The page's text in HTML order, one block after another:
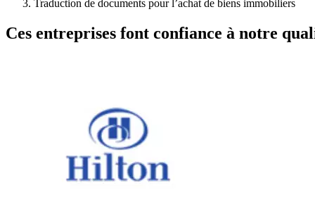
Traduction de documents pour l’achat de biens immobiliers
Ces entreprises font confiance à notre